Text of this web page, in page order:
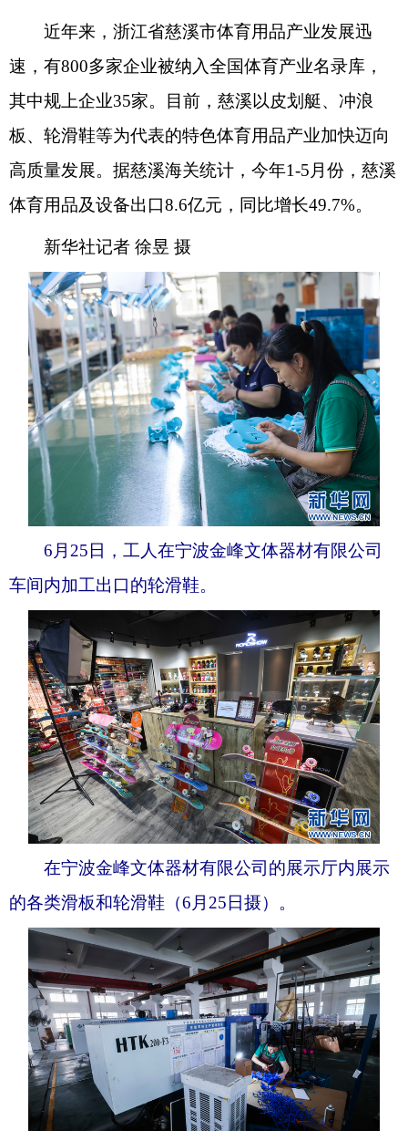
近年来，浙江省慈溪市体育用品产业发展迅
速，有800多家企业被纳入全国体育产业名录库，
其中规上企业35家。目前，慈溪以皮划艇、冲浪
板、轮滑鞋等为代表的特色体育用品产业加快迈向
高质量发展。据慈溪海关统计，今年1-5月份，慈溪
体育用品及设备出口8.6亿元，同比增长49.7%。
新华社记者 徐昱 摄
6月25日，工人在宁波金峰文体器材有限公司
车间内加工出口的轮滑鞋。
在宁波金峰文体器材有限公司的展示厅内展示
的各类滑板和轮滑鞋（6月25日摄）。